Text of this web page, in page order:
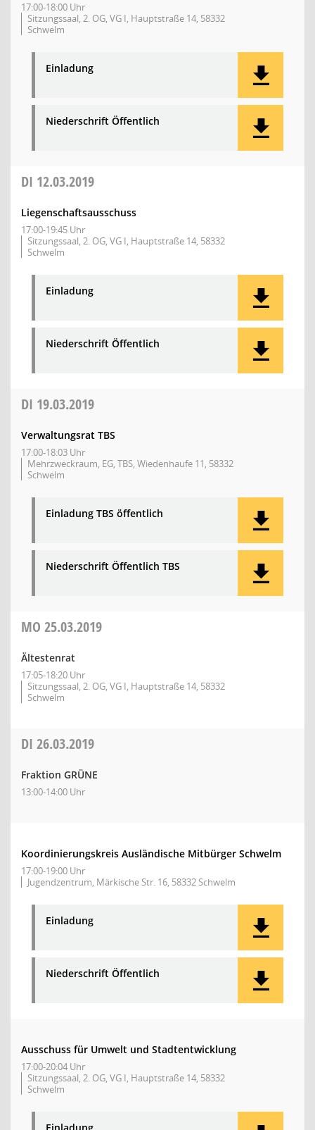
17:00-18:00 Uhr
Sitzungssaal, 2. OG, VG I, Hauptstraße 14, 58332
Schwelm
Einladung
Niederschrift Öffentlich
DI 12.03.2019
Liegenschaftsausschuss
17:00-19:45 Uhr
Sitzungssaal, 2. OG, VG I, Hauptstraße 14, 58332
Schwelm
Einladung
Niederschrift Öffentlich
DI 19.03.2019
Verwaltungsrat TBS
17:00-18:03 Uhr
Mehrzweckraum, EG, TBS, Wiedenhaufe 11, 58332
Schwelm
Einladung TBS öffentlich
Niederschrift Öffentlich TBS
MO 25.03.2019
Ältestenrat
17:05-18:20 Uhr
Sitzungssaal, 2. OG, VG I, Hauptstraße 14, 58332
Schwelm
DI 26.03.2019
Fraktion GRÜNE
13:00-14:00 Uhr
Koordinierungskreis Ausländische Mitbürger Schwelm
17:00-19:00 Uhr
Jugendzentrum, Märkische Str. 16, 58332 Schwelm
Einladung
Niederschrift Öffentlich
Ausschuss für Umwelt und Stadtentwicklung
17:00-20:04 Uhr
Sitzungssaal, 2. OG, VG I, Hauptstraße 14, 58332
Schwelm